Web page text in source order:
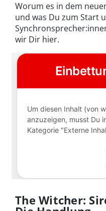
Worum es in dem
und was Du zum Start
wir Dir hier.
The Witcher: